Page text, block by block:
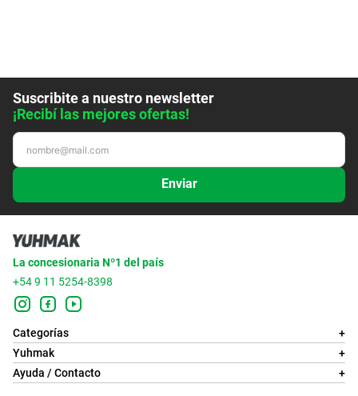
Suscribite a nuestro newsletter
¡Recibí las mejores ofertas!
Enviar
La concesionaria Nº1 del país
+54 9 11 5254-8398
Categorías
+
Yuhmak
+
Ayuda / Contacto
+